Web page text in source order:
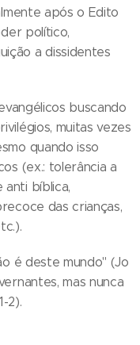
após o Edito
político,
a dissidentes
buscando
muitas vezes
quando isso
(ex.: tolerância a
anti bíblica,
das crianças,
é deste mundo" (Jo
mas nunca
2).